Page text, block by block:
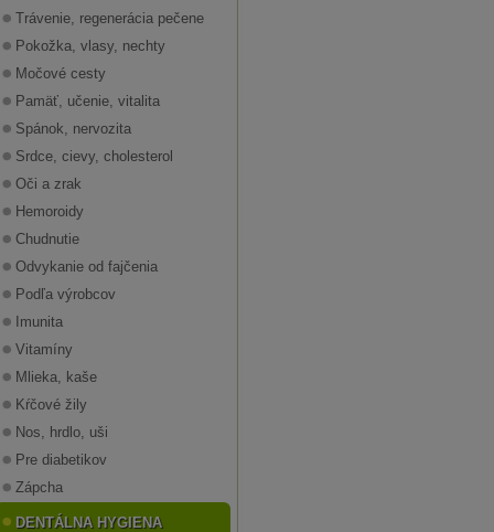
Trávenie, regenerácia pečene
Pokožka, vlasy, nechty
Močové cesty
Pamäť, učenie, vitalita
Spánok, nervozita
Srdce, cievy, cholesterol
Oči a zrak
Hemoroidy
Chudnutie
Odvykanie od fajčenia
Podľa výrobcov
Imunita
Vitamíny
Mlieka, kaše
Kŕčové žily
Nos, hrdlo, uši
Pre diabetikov
Zápcha
DENTÁLNA HYGIENA